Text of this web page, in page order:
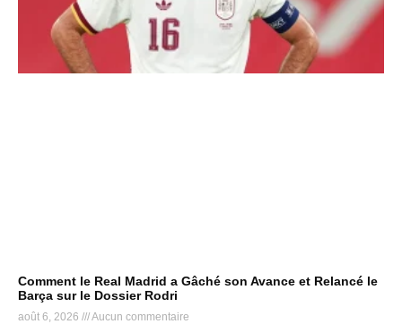
Comment le Real Madrid a Gâché son Avance et Relancé le
Barça sur le Dossier Rodri
août 6, 2026 Aucun commentaire